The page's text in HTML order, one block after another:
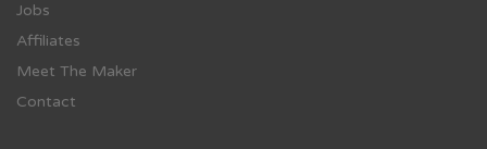
Jobs
Affiliates
Meet The Maker
Contact